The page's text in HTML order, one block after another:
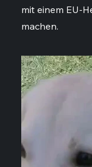
mit einem EU-
machen.